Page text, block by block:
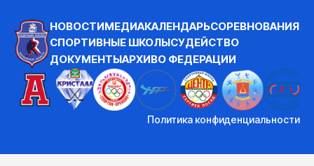
НОВОСТИМЕДИАКАЛЕНДАРЬСОРЕВНОВАНИЯ
СПОРТИВНЫЕ ШКОЛЫСУДЕЙСТВО
ДОКУМЕНТЫАРХИВО ФЕДЕРАЦИИ
Политика конфиденциальности